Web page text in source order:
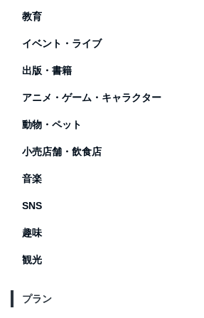
教育
イベント・ライブ
出版・書籍
アニメ・ゲーム・キャラクター
動物・ペット
小売店舗・飲食店
音楽
SNS
趣味
観光
プラン